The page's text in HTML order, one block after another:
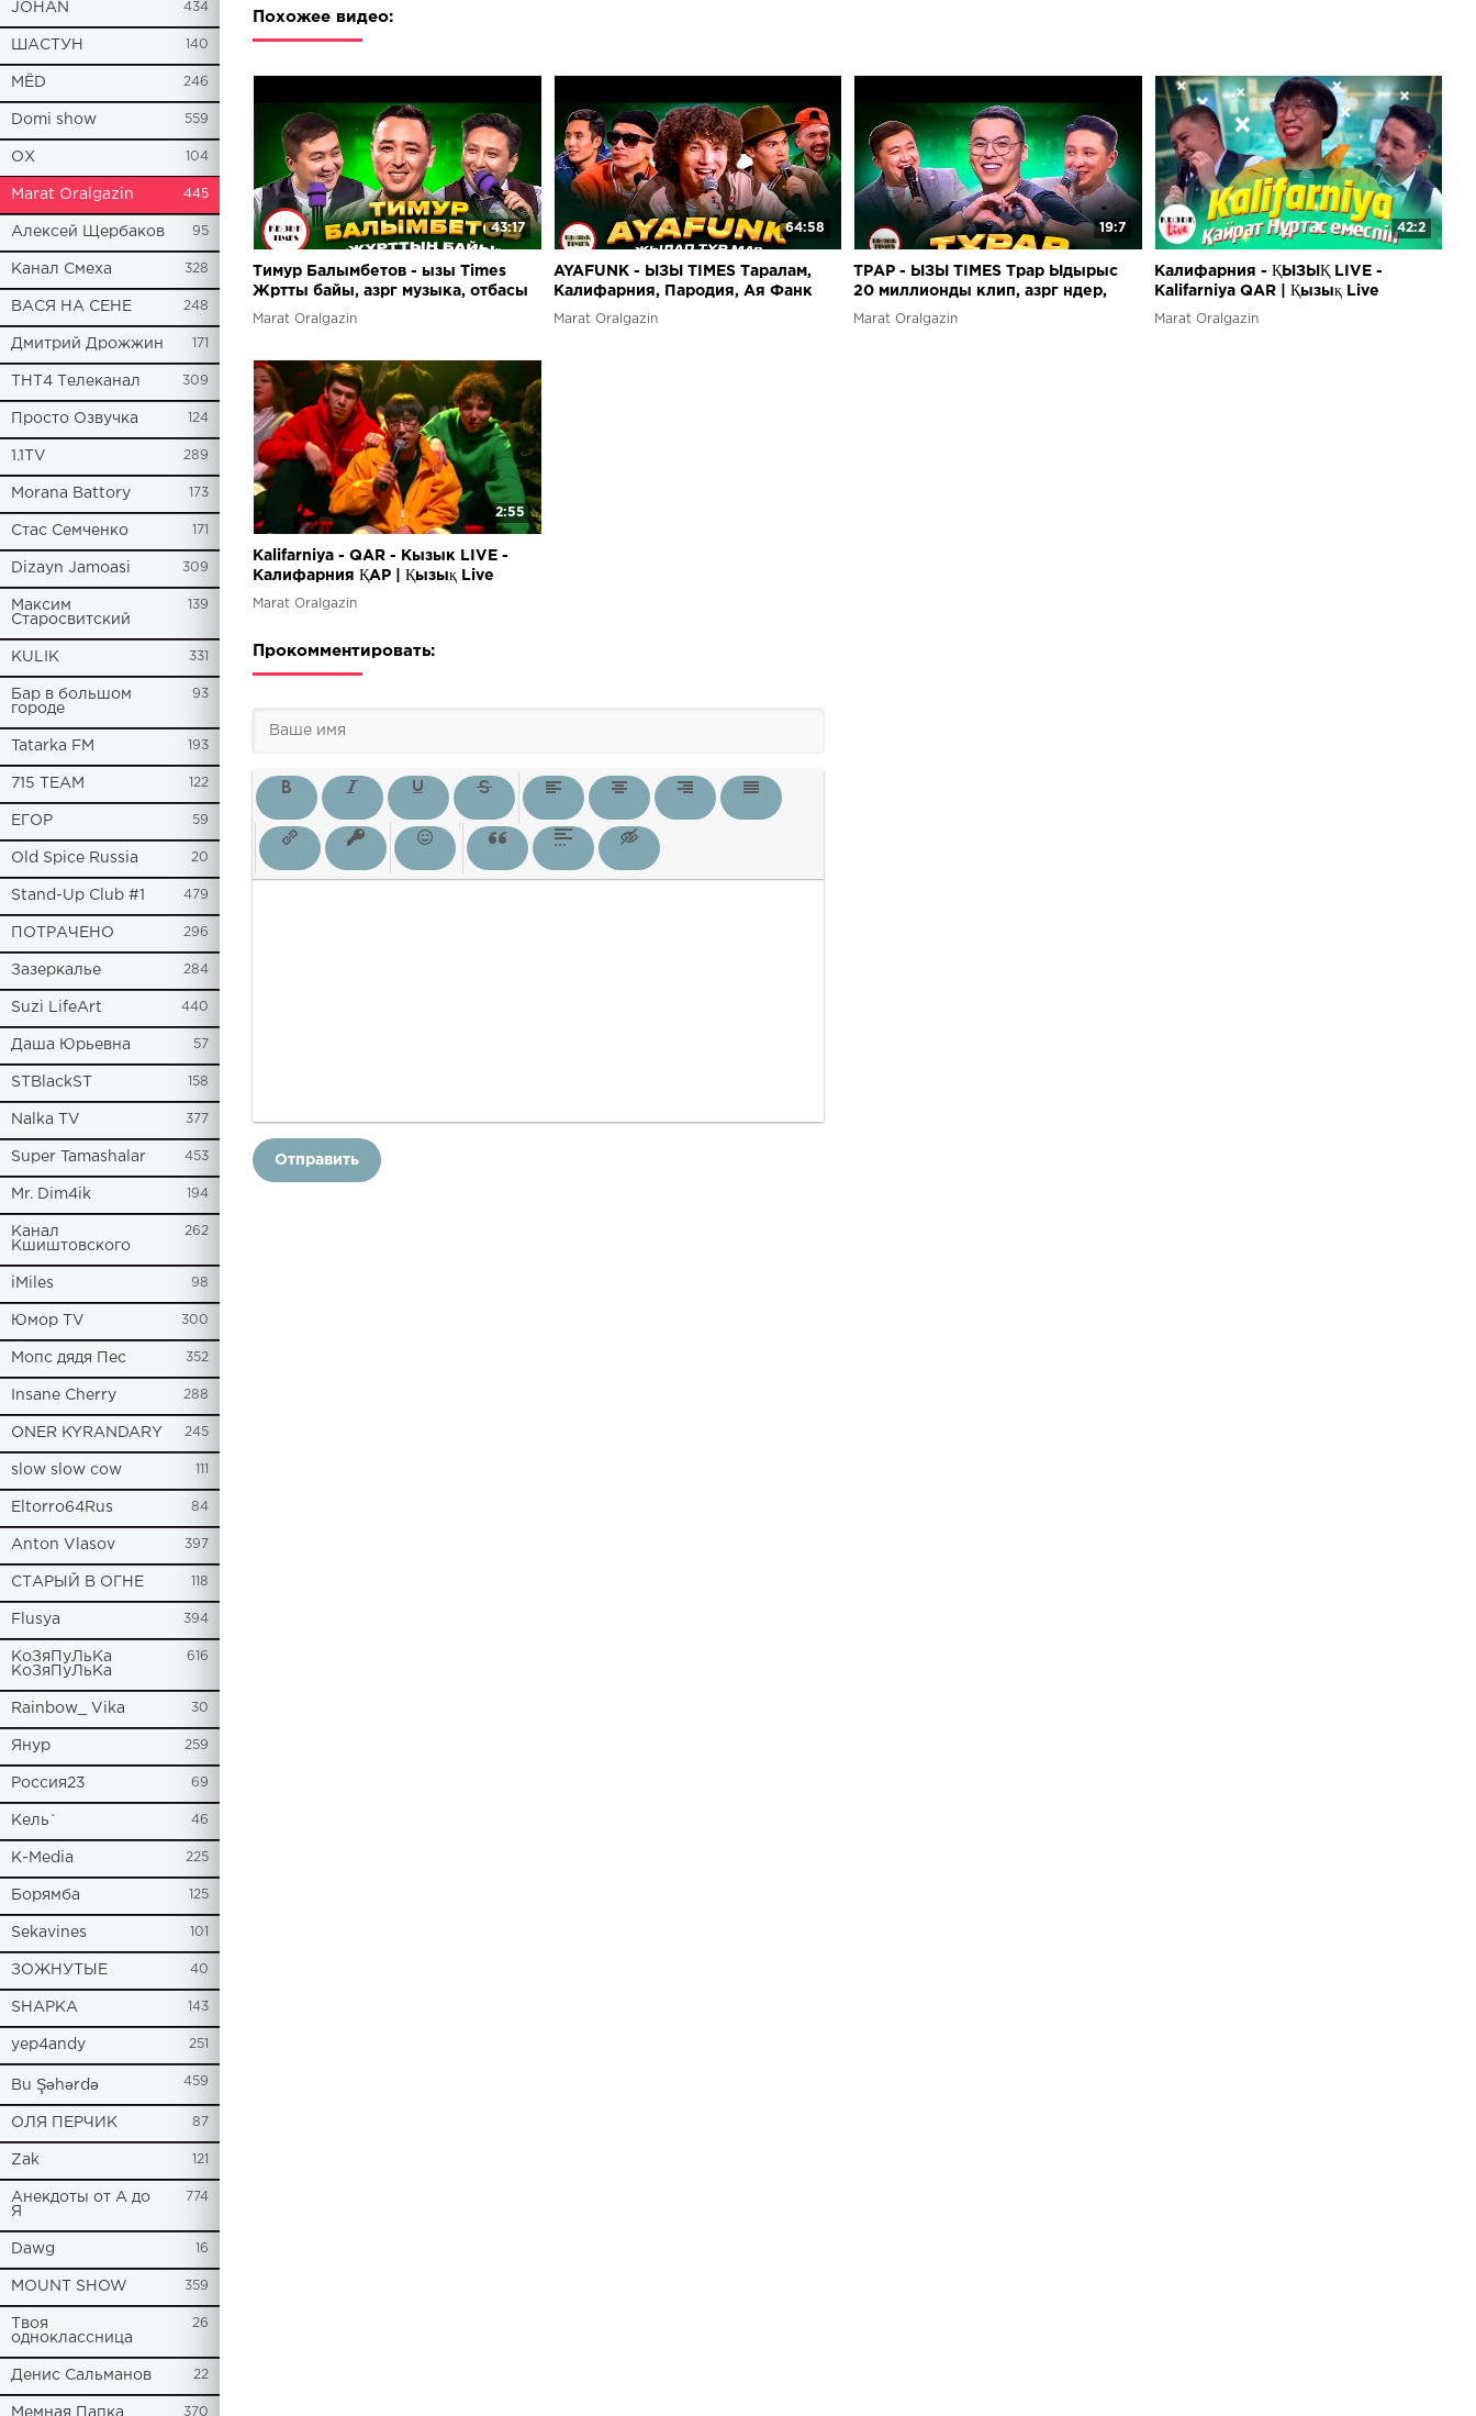
JOHAN 434
ШАСТУН 140
МЁD 246
Domi show 559
ОХ 104
Marat Oralgazin 445
Алексей Щербаков 95
Канал Смеха 328
ВАСЯ НА СЕНЕ 248
Дмитрий Дрожжин 171
ТНТ4 Телеканал 309
Просто Озвучка 124
1.1TV 289
Morana Battory 173
Стас Семченко 171
Dizayn Jamoasi 309
Максим
Старосвитский
139
KULIK 331
Бар в большом
городе
93
Tatarka FM 193
715 TEAM 122
ЕГОР 59
Old Spice Russia 20
Stand-Up Club #1 479
ПОТРАЧЕНО 296
Зазеркалье 284
Suzi LifeArt 440
Даша Юрьевна 57
STBlackST 158
Nalka TV 377
Super Tamashalar 453
Mr. Dim4ik 194
Канал
Кшиштовского
262
iMiles 98
Юмор TV 300
Мопс дядя Пес 352
Insane Cherry 288
ONER KYRANDARY 245
slow slow cow 111
Eltorro64Rus 84
Anton Vlasov 397
СТАРЫЙ В ОГНЕ 118
Flusya 394
КоЗяПуЛьКа
КоЗяПуЛьКа
616
Rainbow_ Vika 30
Янур 259
Россия23 69
Кель` 46
К-Media 225
Борямба 125
Sekavines 101
ЗОЖНУТЫЕ 40
SHAPKA 143
yep4andy 251
Bu Şəhərdə 459
ОЛЯ ПЕРЧИК 87
Zak 121
Анекдоты от А до
Я
774
Dawg 16
MOUNT SHOW 359
Твоя
одноклассница
26
Денис Сальманов 22
Мемная Папка 370
Похожее видео:
43:17
Тимур Балымбетов - ызы Times
Жртты байы, азрг музыка, отбасы
туралы интервью ызы Live
Marat Oralgazin
64:58
AYAFUNK - ЫЗЫ TIMES Таралам,
Калифарния, Пародия, Ая Фанк
стил ызы Live
Marat Oralgazin
19:7
ТРАР - ЫЗЫ TIMES Трар Ыдырыс
20 миллионды клип, азрг ндер,
2RAR туралы Кызык Live
Marat Oralgazin
42:2
Калифарния - ҚЫЗЫҚ LIVE -
Kalifarniya QAR | Қызық Live
Marat Oralgazin
2:55
Kalifarniya - QAR - Кызык LIVE -
Калифарния ҚАР | Қызық Live
Marat Oralgazin
Прокомментировать:
Отправить